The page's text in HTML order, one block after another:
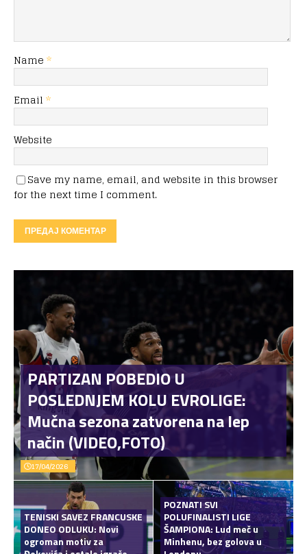
Name *
Email *
Website
Save my name, email, and website in this browser
for the next time I comment.
PARTIZAN POBEDIO U
POSLEDNJEM KOLU EVROLIGE:
Mučna sezona zatvorena na lep
način (VIDEO,FOTO)
17/04/2026
TENISKI SAVEZ FRANCUSKE
DONEO ODLUKU: Novi
ogroman motiv za
POZNATI SVI
POLUFINALISTI LIGE
ŠAMPIONA: Lud meč u
Minhenu, bez golova u